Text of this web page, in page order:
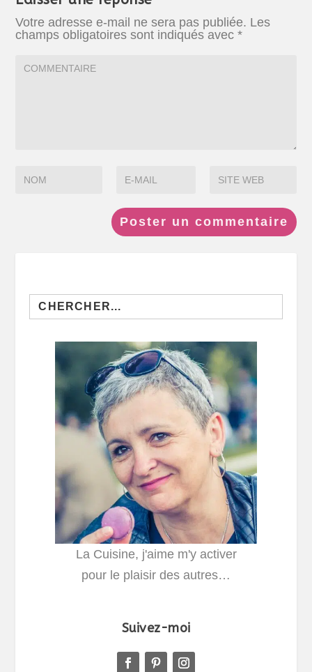
Votre adresse e-mail ne sera pas publiée. Les
champs obligatoires sont indiqués avec*
Search
for:
La Cuisine, j'aime m'y activer
pour le plaisir des autres…
Suivez-moi